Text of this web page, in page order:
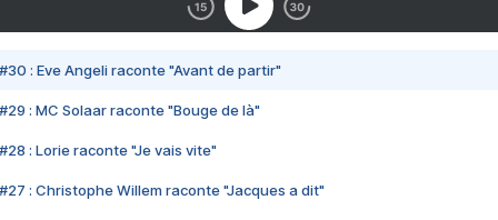
#30 : Eve Angeli raconte "Avant de partir"
#29 : MC Solaar raconte "Bouge de là"
#28 : Lorie raconte "Je vais vite"
#27 : Christophe Willem raconte "Jacques a dit"